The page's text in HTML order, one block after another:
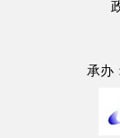
承办